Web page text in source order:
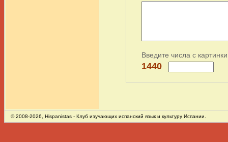
Введите числа с
1440
© 2008-2026, Hispanistas - Клуб изучающих испанский язык и культуру Испании.